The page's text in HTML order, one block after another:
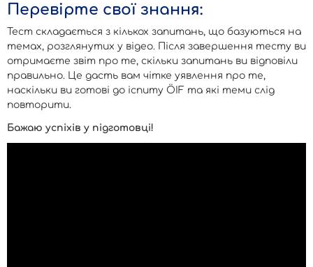
Перевірте свої знання:
Тест складається з кількох запитань, що базуються на
темах, розглянутих у відео. Після завершення тесту ви
отримаєте звіт про те, скільки запитань ви відповіли
правильно. Це дасть вам чітке уявлення про те,
наскільки ви готові до іспиту ÖIF та які теми слід
повторити.
Бажаю успіхів у підготовці!